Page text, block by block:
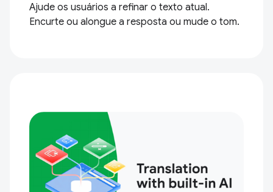
Ajude os usuários a refinar o texto atual.
Encurte ou alongue a resposta ou mude o tom.